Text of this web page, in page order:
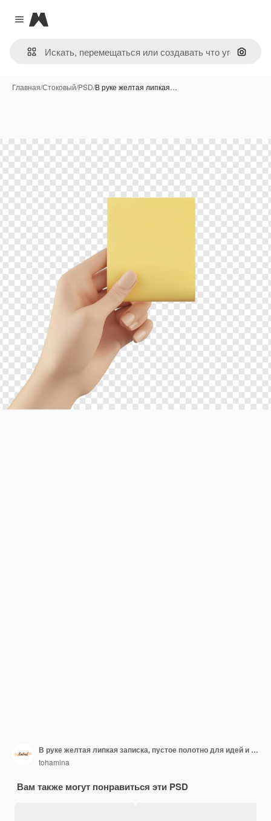
Close menu
Magnific
Поиск
Главная/Стоковый/PSD/В руке желтая липкая…
В руке желтая липкая записка, пустое полотно для идей и напоминаний.
tohamina
Вам также могут понравиться эти PSD